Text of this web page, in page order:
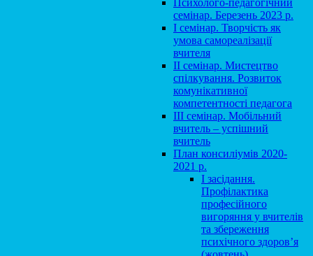
Психолого-педагогічний
семінар. Березень 2023 р.
І семінар. Творчість як
умова самореалізації
вчителя
ІІ семінар. Мистецтво
спілкування. Розвиток
комунікативної
компетентності педагога
ІІІ семінар. Мобільний
вчитель – успішний
вчитель
План консиліумів 2020-
2021 р.
І засідання.
Профілактика
професійного
вигоряння у вчителів
та збереження
психічного здоров’я